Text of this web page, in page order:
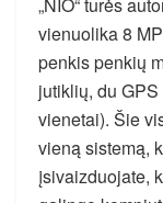
vienuolika 8
penkis penkių
jutiklių, du
vienetai). Šie
vieną sistemą,
įsivaizduojate,